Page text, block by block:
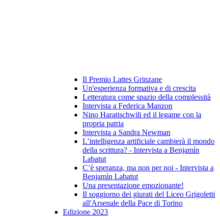
Il Premio Lattes Grinzane
Un'esperienza formativa e di crescita
Letteratura come spazio della complessità
Intervista a Federica Manzon
Nino Haratischwili ed il legame con la
propria patria
Intervista a Sandra Newman
L’intelligenza artificiale cambierà il mondo
della scrittura? - Intervista a Benjamìn
Labatut
C’è speranza, ma non per noi - Intervista a
Benjamìn Labatut
Una presentazione emozionante!
Il soggiorno dei giurati del Liceo Grigoletti
all'Arsenale della Pace di Torino
Edizione 2023